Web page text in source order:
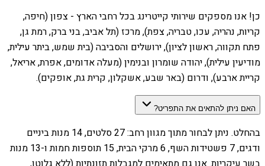
כן! אנו מספקים שירותי קייטרינג בכל רחבי הארץ - צפון (חיפה,
קריות, נהריה, עכו, טבריה, צפת), מרכז (תל אביב, בני ברק, רמת גן,
פתח תקווה, ראשון לציון), ירושלים והסביבה (בית שמש, ביתר עילית,
מודיעין עילית), יהודה שומרון ובנימין (מעלה אדומים, אפרת, אריאל,
קריית ארבע), ודרום (באר שבע, אשקלון, קרית גת, אופקים).
האם ניתן להתאים את התפריט?
בהחלט. ניתן לבחור מתוך מגוון רחב: 27 סלטים, 14 מנות ביניים
ודגים, 7 פשטידות השף, 6 מרקי הבית, 15 תוספות חמות ו-13 מנות